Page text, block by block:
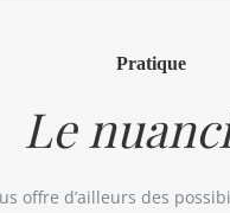
Pratique
Le
offre d’ailleurs des